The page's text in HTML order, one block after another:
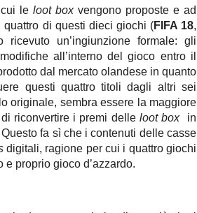
le loot boxvengono proposte e ad
quattro di questi dieci giochi (FIFA 18,
ricevuto un’ingiunzione formale: gli
all’interno del gioco entro il
dal mercato olandese in quanto
questi quattro titoli dagli altri sei
originale, sembra essere la maggiore
di riconvertire i premi delleloot boxin
fa sì che i contenuti delle casse
digitali, ragione per cui i quattro giochi
proprio gioco d’azzardo.